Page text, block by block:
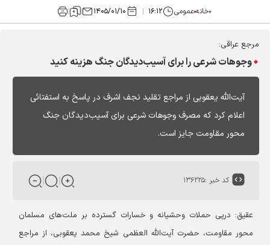
خانهعمومی ۱۶:۱۲ ۱۴۰۵/۰۱/۱۰
مرجع عراقی:
وجوهات شرعی را برای آسیب‌دیدگان جنگ هزینه کنید
آیت‌الله یعقوبی از مراجع تقلید نجف اشرف در پاسخ به استفتائی
اعلام کرد که مصرف وجوهات شرعی برای آسیب‌دیدگان جنگ
محور مقاومت جایز است.
کد خبر :۱۳۶۲۲۵
عقیق:درپی حملات وحشیانه و خسارات گسترده بر ملت‌های مسلمان
محور مقاومت، حضرت آیت‌الله العظمی شیخ محمد یعقوبی، از مراجع